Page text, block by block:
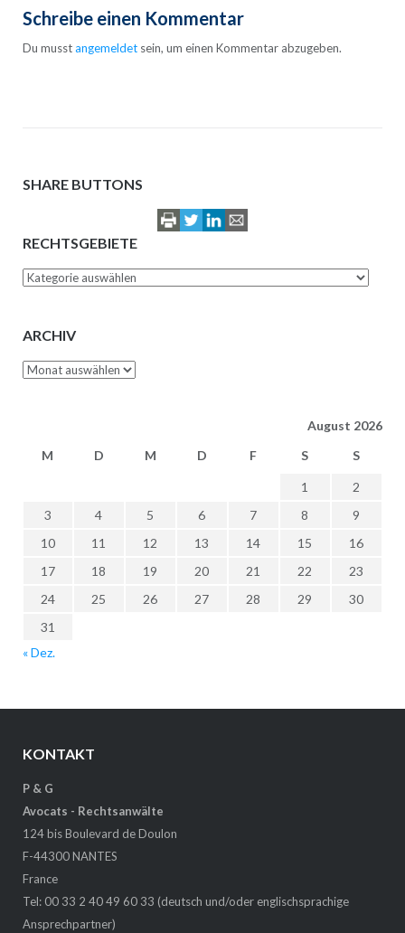
Schreibe einen Kommentar
Du musstangemeldetsein, um einen Kommentar abzugeben.
SHARE BUTTONS
RECHTSGEBIETE
Rechtsgebiete
ARCHIV
Archiv
August 2026
M
D M D F S S
1
2
3
4 5 6 7 8
9
10
11 12 13 14 15
16
17
18 19 20 21 22
23
24
25 26 27 28 29
30
31
« Dez.
KONTAKT
P & G
Avocats - Rechtsanwälte
124 bis Boulevard de Doulon
F-44300 NANTES
France
Tel: 00 33 2 40 49 60 33 (deutsch und/oder englischsprachige
Ansprechpartner)